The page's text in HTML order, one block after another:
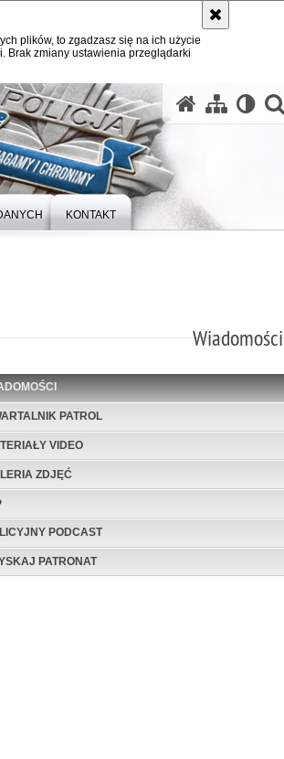
plików, to zgadzasz się na ich użycie
Brak zmiany ustawienia przeglądarki
KONTAKT
Wiadomości
PATROL
VIDEO
ZDJĘĆ
PODCAST
PATRONAT